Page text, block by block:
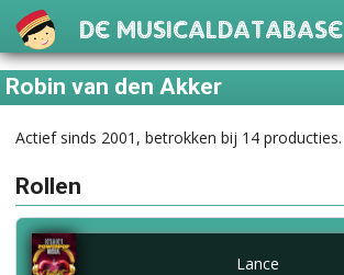
De Musicaldatabase
Robin van den Akker
Actief sinds 2001, betrokken bij 14 producties.
Rollen
Lance